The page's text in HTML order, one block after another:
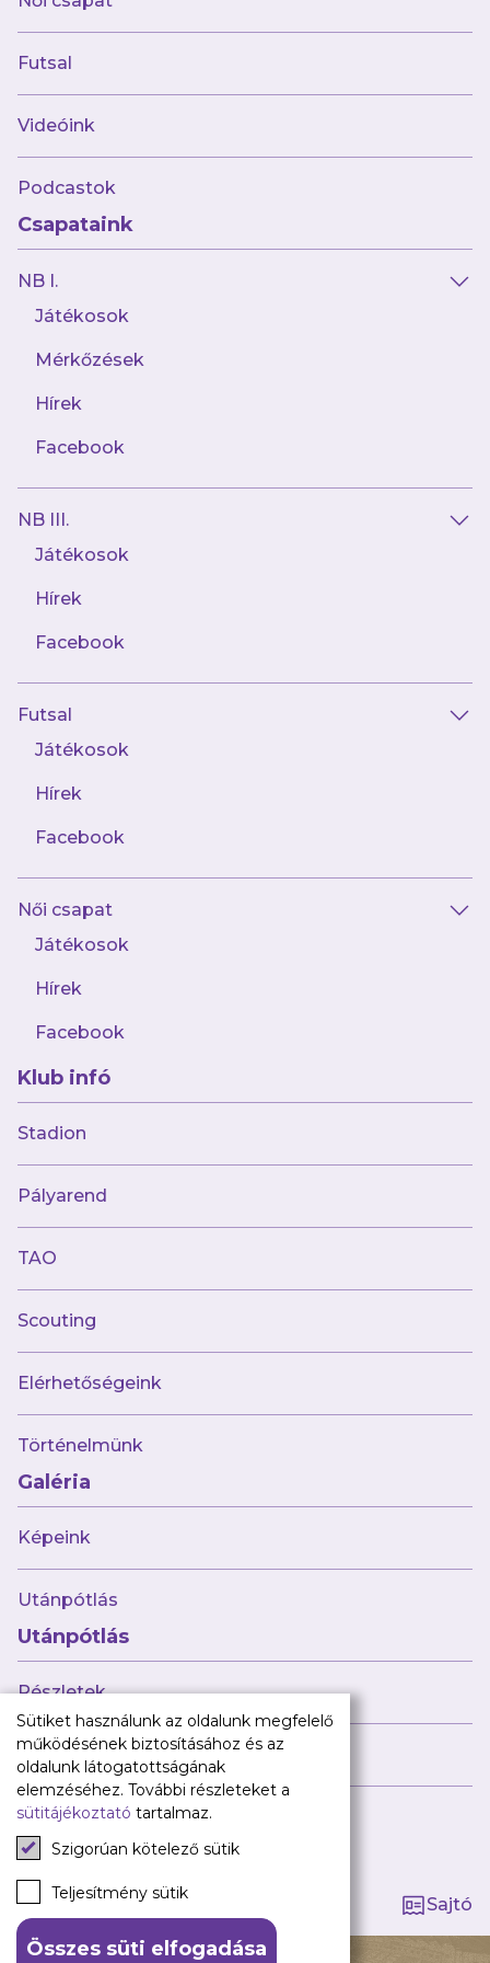
Futsal
Videóink
Podcastok
Csapataink
NB I.
Játékosok
Mérkőzések
Hírek
Facebook
NB III.
Játékosok
Hírek
Facebook
Futsal
Játékosok
Hírek
Facebook
Női csapat
Játékosok
Hírek
Facebook
Klub infó
Stadion
Pályarend
TAO
Scouting
Elérhetőségeink
Történelmünk
Galéria
Képeink
Utánpótlás
Utánpótlás
Részletek
Híreink
Tagság kezelése
Sajtó
AJÁNLÓ
Korosztályos válogatottakkal erősített
U17-es csapatunk!
Múltunk
Jelenünk
Meccseink
Híreink
Csapataink
Galéria
Utánpótlás
Babaváró
ajándékcsomag
Újpest FC
TAO
Klub infó
Sajtó
Press Kit
Újpest FC Shop
Digitális felületeink
Facebook
Instagram
Tiktok
Youtube
Spotify
Sütiket használunk az oldalunk megfelelő
működésének biztosításához és az
oldalunk látogatottságának
elemzéséhez. További részleteket a
sütitájékoztató tartalmaz.
Szigorúan kötelező sütik
Teljesítmény sütik
Összes süti elfogadása